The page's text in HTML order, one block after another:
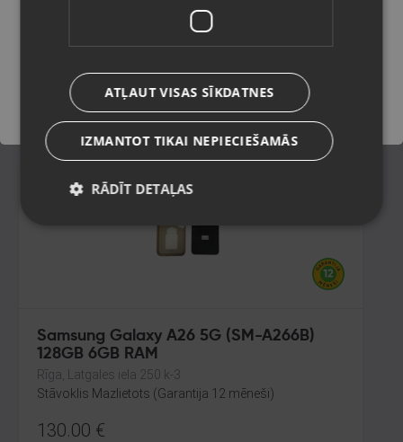
125.00 €
5.68€/mēn.
Samsung Galaxy A26 5G (SM-A266B)
128GB 6GB RAM
Rīga, Latgales iela 250 k-3
Stāvoklis Mazlietots (Garantija 12 mēneši)
130.00 €
Saglabāt
ATĻAUT VISAS SĪKDATNES
IZMANTOT TIKAI NEPIECIEŠAMĀS
RĀDĪT DETAĻAS